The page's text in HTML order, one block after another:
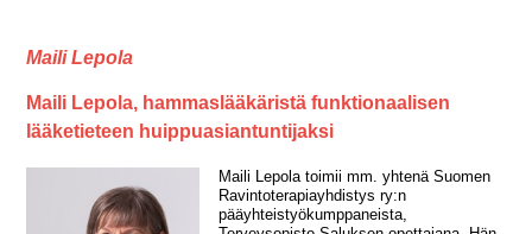
Maili Lepola
Maili Lepola, hammaslääkäristä funktionaalisen
lääketieteen huippuasiantuntijaksi
Maili Lepola toimii mm. yhtenä Suomen
Ravintoterapiayhdistys ry:n
pääyhteistyökumppaneista,